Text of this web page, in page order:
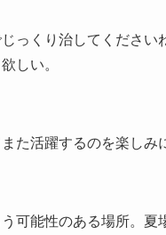
っくり治してください
しい。
た活躍するのを楽しみ
可能性のある場所。